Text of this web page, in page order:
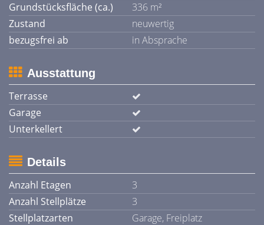
Grundstücksfläche (ca.)
336 m²
Zustand
neuwertig
bezugsfrei ab
in Absprache
Ausstattung
Terrasse
Garage
Unterkellert
Details
Anzahl Etagen
3
Anzahl Stellplätze
3
Stellplatzarten
Garage, Freiplatz